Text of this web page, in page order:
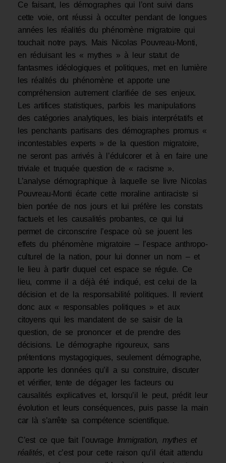
Ce faisant, les démographes qui l’ont suivi dans
cette voie, ont réussi à occulter pendant de longues
années les réalités du phénomène migratoire qui
touchait notre pays. Mais Nicolas Pouvreau-Monti,
en réduisant les « mythes » à leur statut de
fantasmes idéologiques et politiques, met en lumière
les réalités du phénomène et apporte une
compréhension autrement clarifiée de ses enjeux.
Les artifices statistiques, parfois les manipulations
des catégories analytiques, les biais interprétatifs et
les penchants partisans des démographes promus «
incontestables experts » de la question migratoire,
ne seront pas arrivés à l’édulcorer et à en faire une
triviale et truquée question de « racisme ».
L’analyse démographique à laquelle se livre Nicolas
Pouvreau-Monti écarte cette moraline antiraciste si
bien portée de nos jours et lui préfère les constats
factuels et les causalités probantes, ce qui lui
permet de circonscrire l’espace où se jouent les
effets du phénomène migratoire – l’espace anthropo-
culturel de la nation, pour lui donner un nom – et
le lieu à partir duquel cet espace se régule. Ce
lieu, comme il a déjà été indiqué, est celui de la
décision et de la responsabilité politiques. Il revient
donc aux « responsables politiques » et aux
citoyens qui les mandatent de se saisir de la
question, de se prononcer et de prendre des
décisions. Le démographe rigoureux, sans
prétentions mystagogiques, seulement démographe,
apporte les données qu’il a su construire, discuter
et vérifier, tente de dégager les facteurs ou
causalités explicatives et, lorsqu’il le peut, prédit leur
évolution et leurs conséquences, puis passe la main
car là s’arrête sa compétence scientifique.
C’est ce que fait l’ouvrage Immigration, mythes et
réalités, et c’est pour cette raison qu’il était attendu